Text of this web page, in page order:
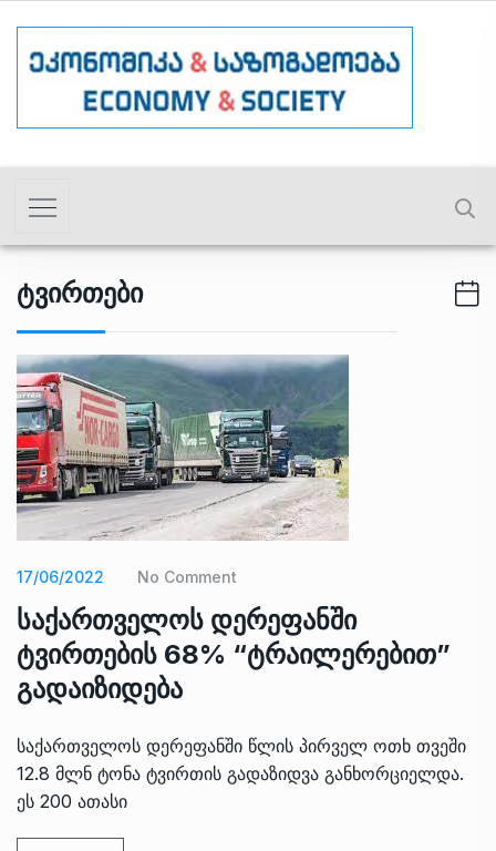
Ტვირთები
17/06/2022 No Comment
საქართველოს დერეფანში
ტვირთების 68% “ტრაილერებით”
გადაიზიდება
საქართველოს დერეფანში წლის პირველ ოთხ თვეში
12.8 მლნ ტონა ტვირთის გადაზიდვა განხორციელდა.
ეს 200 ათასი